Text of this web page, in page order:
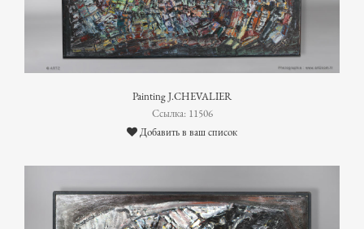
Painting J.CHEVALIER
Ссылка: 11506
Добавить в ваш список